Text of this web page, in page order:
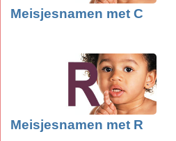
Meisjesnamen met C
Meisjesnamen met R